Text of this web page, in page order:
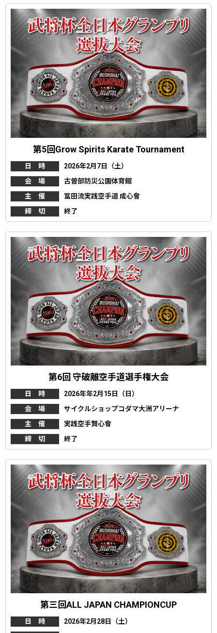
第5回Grow Spirits Karate Tournament
日 時
2026年2月7日（土）
会 場
古曽部防災公園体育館
主 催
冨田流実践空手道 成心會
締 切
終了
第6回 守破離空手道選手権大会
日 時
2026年年2月15日（日）
会 場
サイクルショップコダマ大洲アリーナ
主 催
実践空手賢心會
締 切
終了
第三回ALL JAPAN CHAMPIONCUP
日 時
2026年2月28日（土）